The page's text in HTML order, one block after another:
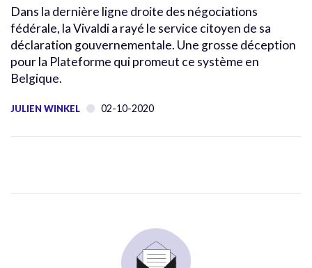
Dans la dernière ligne droite des négociations
fédérale, la Vivaldi a rayé le service citoyen de sa
déclaration gouvernementale. Une grosse déception
pour la Plateforme qui promeut ce système en
Belgique.
JULIEN WINKEL 02-10-2020